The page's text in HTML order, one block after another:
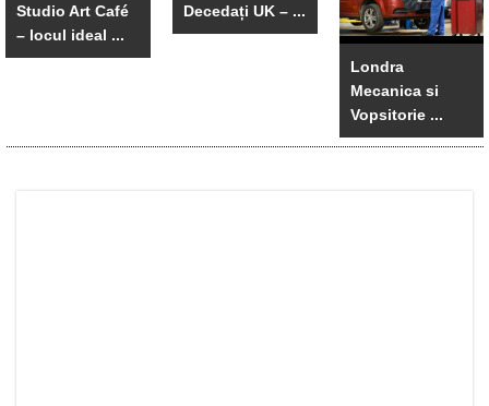
Studio Art Café
– locul ideal ...
Decedați UK – ...
Londra
Mecanica si
Vopsitorie ...